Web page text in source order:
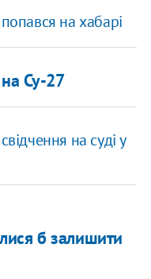
на хабарі
Су-27
на суді у
б залишити